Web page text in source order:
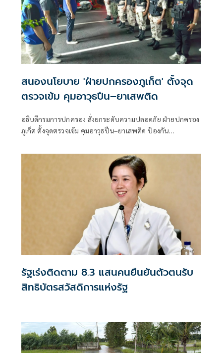
สนองนโยบาย 'ฝ่ายปกครองภูเก็ต' ตั้งจุด
ตรวจเข้ม คุมอาวุธปืน–ยาเสพติด
อธิบดีกรมการปกครอง สั่งยกระดับความปลอดภัย ฝ่ายปกครอง
ภูเก็ต ตั้งจุดตรวจเข้ม คุมอาวุธปืน–ยาเสพติด ป้องกัน
รัฐเร่งติดตาม 8.3 แสนคนยืนยันตัวตนรับ
สิทธิบัตรสวัสดิการแห่งรัฐ